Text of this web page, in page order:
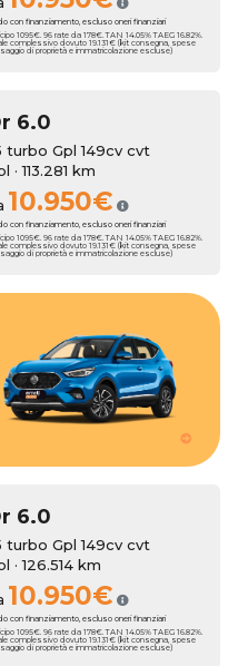
con finanziamento, escluso oneri finanziari
1095€. 96 rate da 178€. TAN 14.05% TAEG 16.82%.
complessivo dovuto 19.131€ (kit consegna, spese
di proprietà e immatricolazione escluse)
6.0
turbo Gpl 149cv cvt
· 113.281 km
10.950€
con finanziamento, escluso oneri finanziari
1095€. 96 rate da 178€. TAN 14.05% TAEG 16.82%.
complessivo dovuto 19.131€ (kit consegna, spese
di proprietà e immatricolazione escluse)
di garanzia di casa
sui modelli usati
Erreti Auto.
puoi scegliere di
6.0
turbo Gpl 149cv cvt
· 126.514 km
10.950€
con finanziamento, escluso oneri finanziari
1095€. 96 rate da 178€. TAN 14.05% TAEG 16.82%.
complessivo dovuto 19.131€ (kit consegna, spese
di proprietà e immatricolazione escluse)